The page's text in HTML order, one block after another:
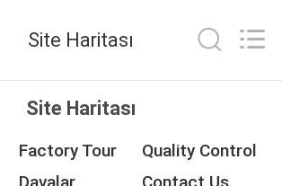
Site Haritası
Site Haritası
Factory Tour
Quality Control